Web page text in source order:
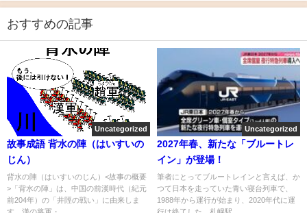
おすすめの記事
Uncategorized
故事成語 背水の陣（はいすいの
じん）
背水の陣（はいすいのじん）<故事の概要
>「背水の陣」は、中国の前漢時代（紀元
前204年）の「井陘の戦い」に由来しま
Uncategorized
2027年春、新たな「ブルートレ
イン」が登場！
筆者にとってブルートレインと言えば、か
つて日本を走っていた青い寝台列車で、
1988年から運行が始まり、2020年代に運